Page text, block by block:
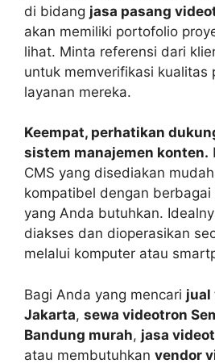
di bidang jasa pasang
akan memiliki portofolio
lihat. Minta referensi dari
untuk memverifikasi kualitas
layanan mereka.
Keempat, perhatikan
sistem manajemen konten.
CMS yang disediakan
kompatibel dengan
yang Anda butuhkan.
diakses dan dioperasikan
melalui komputer atau
Bagi Anda yang mencari jual
Jakarta, sewa videotron
Bandung murah, jasa
atau membutuhkan vendor